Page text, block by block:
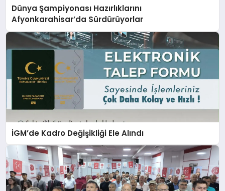
Dünya Şampiyonası Hazırlıklarını
Afyonkarahisar’da Sürdürüyorlar
İGM’de Kadro Değişikliği Ele Alındı